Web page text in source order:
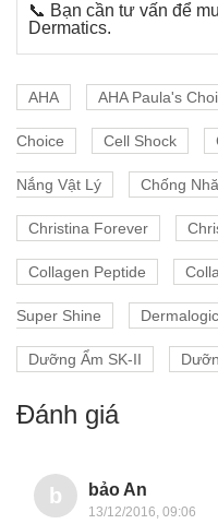
📞 Bạn cần tư vấn để
Dermatics.
AHA AHA Paula's
Choice Cell Shock
Nắng Vật Lý Chống
Christina Forever
Collagen Peptide
Super Shine
Dưỡng Ẩm SK-II
Đánh giá
b bảo An
13/12/2016, 09:06